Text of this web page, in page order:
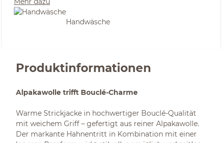
Handwäsche
Produktinformationen
Alpakawolle trifft Bouclé-Charme
Warme Strickjacke in hochwertiger Bouclé-Qualität
mit weichem Griff – gefertigt aus reiner Alpakawolle.
Der markante Hahnentritt in Kombination mit einer